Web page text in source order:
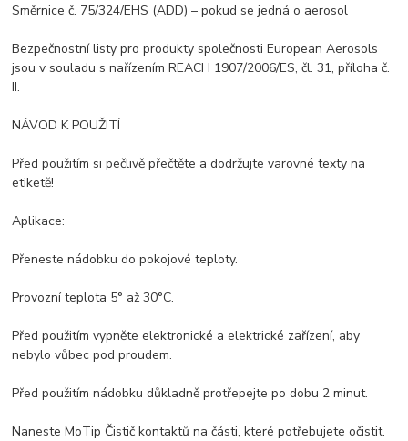
Směrnice č. 75/324/EHS (ADD) – pokud se jedná o aerosol
Bezpečnostní listy pro produkty společnosti European Aerosols
jsou v souladu s nařízením REACH 1907/2006/ES, čl. 31, příloha č.
II.
NÁVOD K POUŽITÍ
Před použitím si pečlivě přečtěte a dodržujte varovné texty na
etiketě!
Aplikace:
Přeneste nádobku do pokojové teploty.
Provozní teplota 5° až 30°C.
Před použitím vypněte elektronické a elektrické zařízení, aby
nebylo vůbec pod proudem.
Před použitím nádobku důkladně protřepejte po dobu 2 minut.
Naneste MoTip Čistič kontaktů na části, které potřebujete očistit.